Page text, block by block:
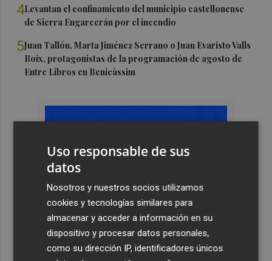
4Levantan el confinamiento del municipio castellonense
de Sierra Engarcerán por el incendio
5Juan Tallón, Marta Jiménez Serrano o Juan Evaristo Valls
Boix, protagonistas de la programación de agosto de
Entre Libros en Benicàssim
Uso responsable de sus
datos
Nosotros y nuestros socios utilizamos
cookies y tecnologías similares para
almacenar y acceder a información en su
dispositivo y procesar datos personales,
como su dirección IP, identificadores únicos